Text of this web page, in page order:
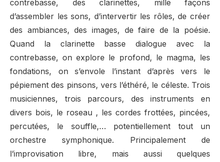
contrebasse, des clarinettes, mille façons
d’assembler les sons, d’intervertir les rôles, de créer
des ambiances, des images, de faire de la poésie.
Quand la clarinette basse dialogue avec la
contrebasse, on explore le profond, le magma, les
fondations, on s’envole l’instant d’après vers le
pépiement des pinsons, vers l’éthéré, le céleste. Trois
musiciennes, trois parcours, des instruments en
divers bois, le roseau , les cordes frottées, pincées,
percutées, le souffle,… potentiellement tout un
orchestre symphonique. Principalement de
l’improvisation libre, mais aussi quelques